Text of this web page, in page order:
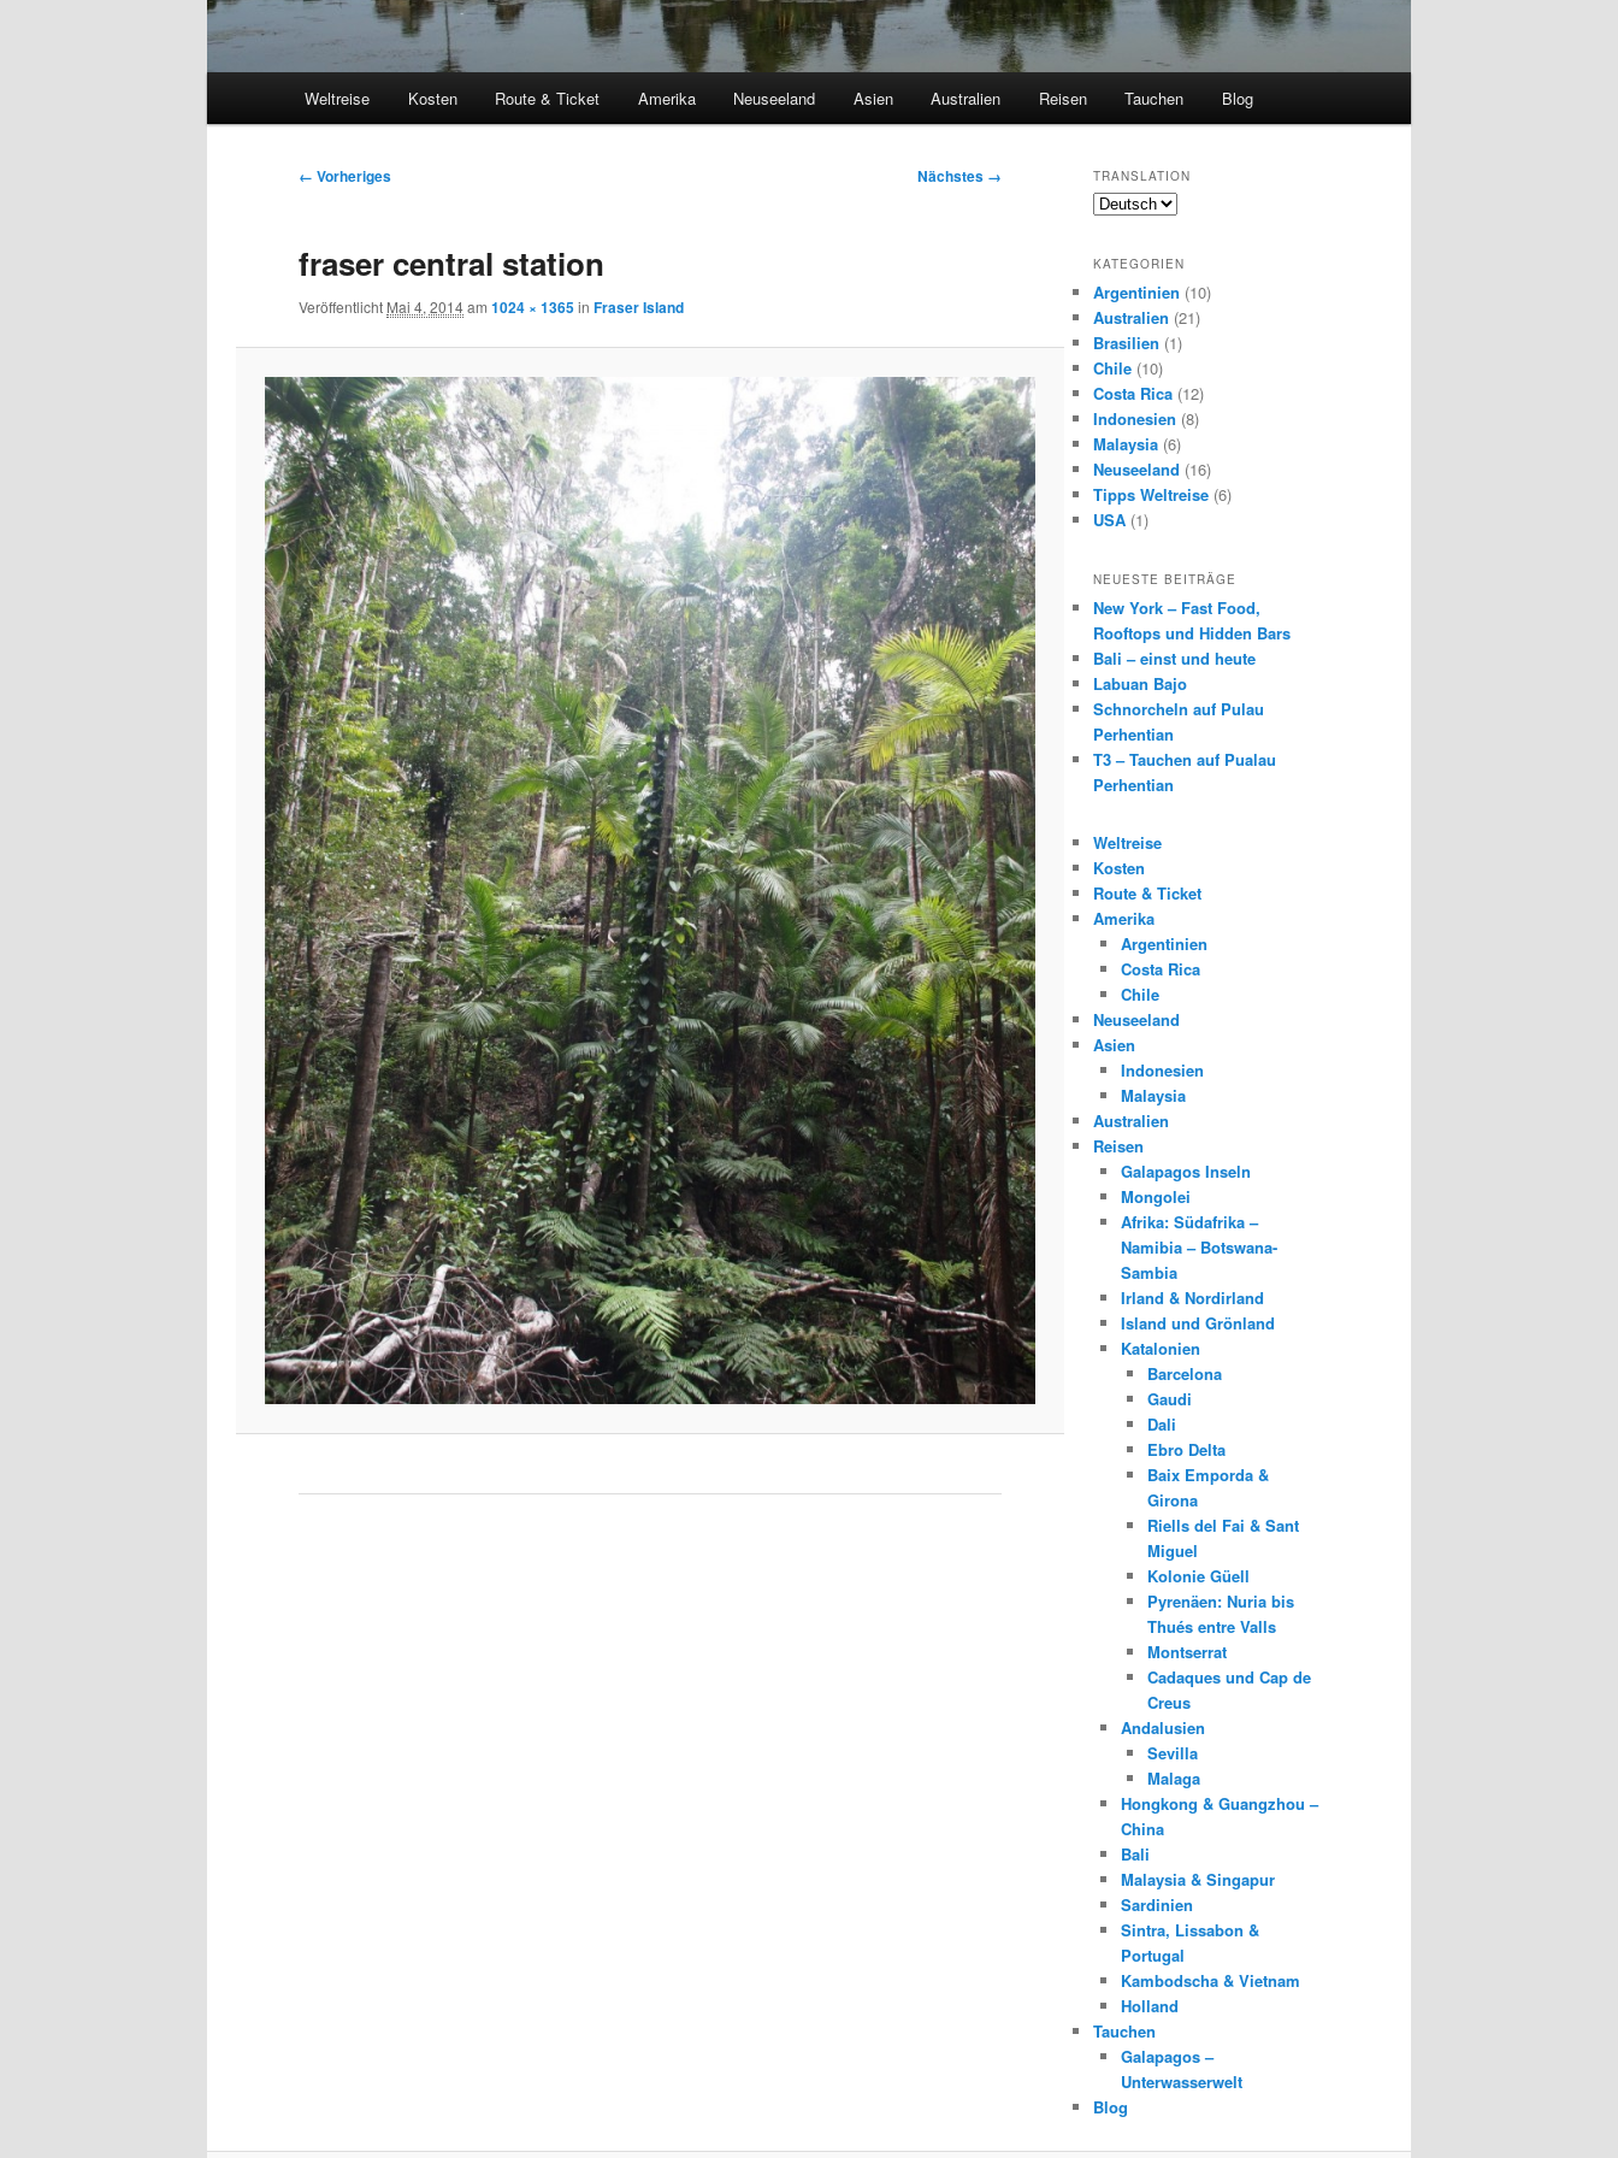
Weltreise Kosten Route & Ticket Amerika Neuseeland Asien Australien Reisen Tauchen Blog
Bilder-
← Vorheriges Nächstes →
fraser central station
Veröffentlicht Mai 4, 2014am 1024 × 1365in Fraser Island
TRANSLATION
KATEGORIEN
Argentinien (10)
Australien (21)
Brasilien (1)
Chile (10)
Costa Rica (12)
Indonesien (8)
Malaysia (6)
Neuseeland (16)
Tipps Weltreise (6)
USA (1)
NEUESTE BEITRÄGE
New York – Fast Food,
Rooftops und Hidden Bars
Bali – einst und heute
Labuan Bajo
Schnorcheln auf Pulau
Perhentian
T3 – Tauchen auf Pualau
Perhentian
Weltreise
Kosten
Route & Ticket
Amerika
Argentinien
Costa Rica
Chile
Neuseeland
Asien
Indonesien
Malaysia
Australien
Reisen
Galapagos Inseln
Mongolei
Afrika: Südafrika –
Namibia – Botswana-
Sambia
Irland & Nordirland
Island und Grönland
Katalonien
Barcelona
Gaudi
Dali
Ebro Delta
Baix Emporda &
Girona
Riells del Fai & Sant
Miguel
Kolonie Güell
Pyrenäen: Nuria bis
Thués entre Valls
Montserrat
Cadaques und Cap de
Creus
Andalusien
Sevilla
Malaga
Hongkong & Guangzhou –
China
Bali
Malaysia & Singapur
Sardinien
Sintra, Lissabon &
Portugal
Kambodscha & Vietnam
Holland
Tauchen
Galapagos –
Unterwasserwelt
Blog